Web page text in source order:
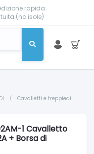
rapida
(no isole)
/ Cavalletti e treppiedi
1 Cavalletto
+ Borsa di